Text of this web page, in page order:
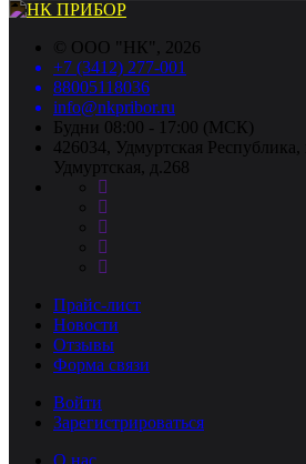
© ООО "НК", 2026
+7 (3412) 277-001
88005118036
info@nkpribor.ru
Будни 08:00 - 17:00 (МСК)
426034, Удмуртская Республика,
Удмуртская, д.268
Прайс-лист
Новости
Отзывы
Форма связи
Войти
Зарегистрироваться
О нас